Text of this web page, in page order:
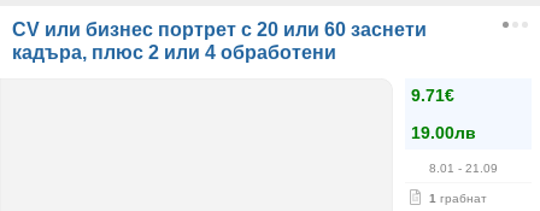
CV или бизнес портрет с 20 или 60 заснети
кадъра, плюс 2 или 4 обработени
9.71€
19.00лв
8.01 - 21.09
1 грабнат